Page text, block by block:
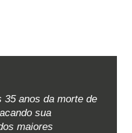
35 anos da morte de
sua
maiores